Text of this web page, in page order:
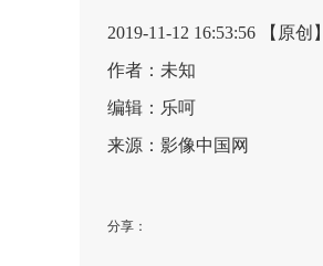
2019-11-12 16:53:56 【原创】
作者：未知
编辑：乐呵
来源：影像中国网
分享：